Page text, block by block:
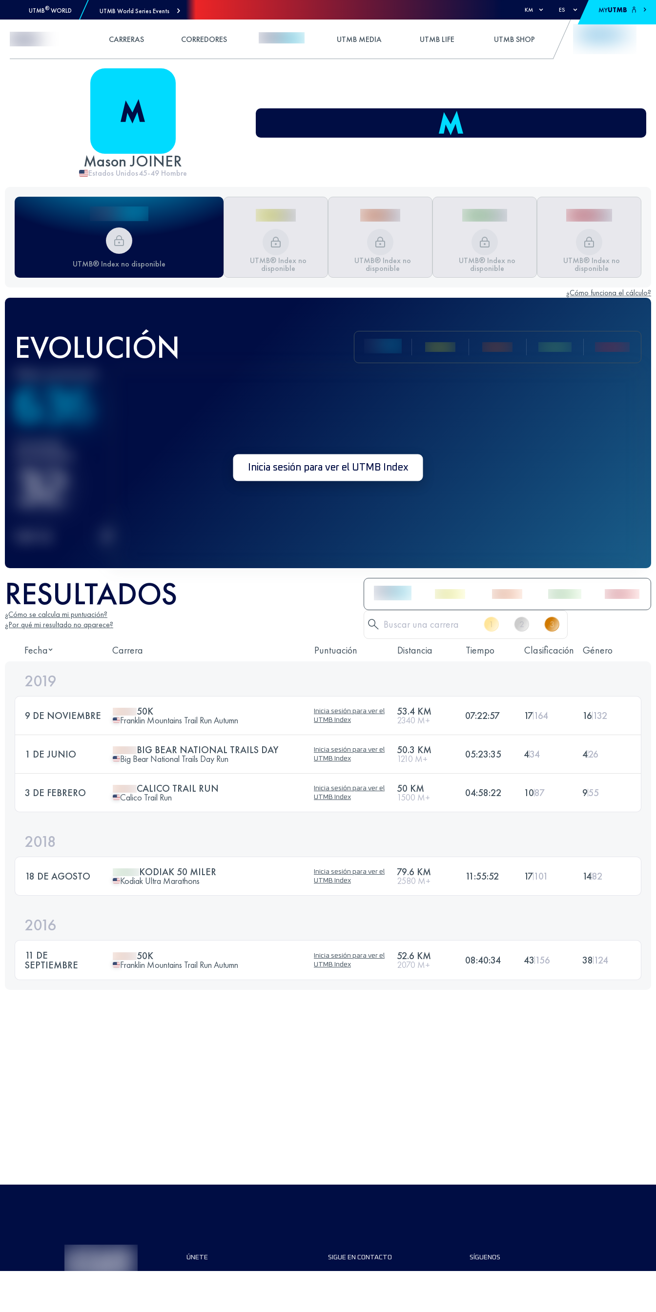
UTMB® WORLD UTMB World Series Events KM ES MYUTMB
CARRERAS CORREDORES UTMB MEDIA UTMB LIFE UTMB SHOP
Mason JOINER
Estados Unidos45-49 Hombre
UTMB® Index no disponible UTMB® Index no
disponible
UTMB® Index no
disponible
UTMB® Index no
disponible
UTMB® Index no
disponible
¿Cómo funciona el cálculo?
EVOLUCIÓN
636
32 Inicia sesión para ver el UTMB Index
RESULTADOS
¿Cómo se calcula mi puntuación?
¿Por qué mi resultado no aparece?
Fecha Carrera Puntuación Distancia Tiempo Clasificación Género
2019
9 DE NOVIEMBRE 50K
Franklin Mountains Trail Run Autumn
Inicia sesión para ver el
UTMB Index
53.4 KM
2340 M+ 07:22:57 17164 16132
1 DE JUNIO BIG BEAR NATIONAL TRAILS DAY
Big Bear National Trails Day Run
Inicia sesión para ver el
UTMB Index
50.3 KM
1210 M+ 05:23:35 434 426
3 DE FEBRERO CALICO TRAIL RUN
Calico Trail Run
Inicia sesión para ver el
UTMB Index
50 KM
1500 M+ 04:58:22 1087 955
2018
18 DE AGOSTO KODIAK 50 MILER
Kodiak Ultra Marathons
Inicia sesión para ver el
UTMB Index
79.6 KM
2580 M+ 11:55:52 17101 1482
2016
11 DE
SEPTIEMBRE
50K
Franklin Mountains Trail Run Autumn
Inicia sesión para ver el
UTMB Index
52.6 KM
2070 M+ 08:40:34 43 156 38 124
ÚNETE SIGUE EN CONTACTO SÍGUENOS